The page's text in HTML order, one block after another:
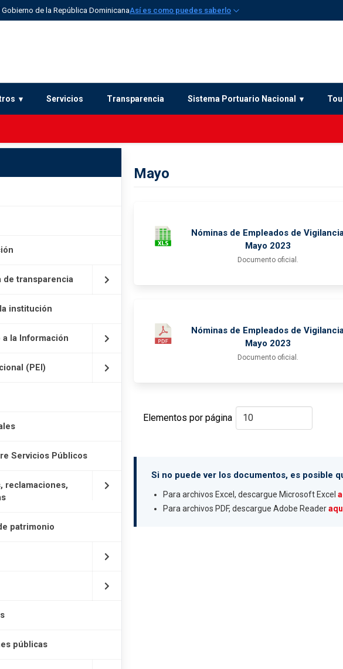
de la República DominicanaAsí es como puedes saberlo
Servicios Transparencia Sistema Portuario Nacional
de transparencia
institución
la Información
(PEI)
Servicios Públicos
reclamaciones,
patrimonio
públicas
Mayo
Nóminas de Empleados de
Mayo 2023
Documento oficial.
Nóminas de Empleados de
Mayo 2023
Documento oficial.
Elementos por página
Si no puede ver los documentos, es posible
Para archivos Excel, descargue Microsoft Excel
Para archivos PDF, descargue Adobe Reader